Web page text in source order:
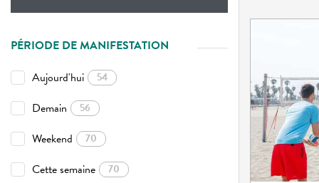
PÉRIODE DE MANIFESTATION
Aujourd'hui
54
Demain 56
Weekend 70
Cette semaine 70